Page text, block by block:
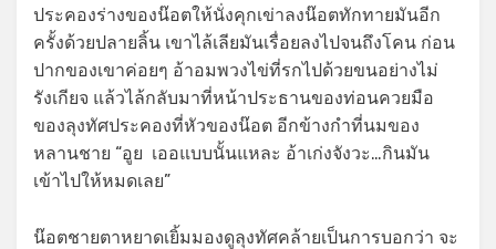
ประคองร่างของน๊อตให้นั่งคุกเข่าลงน๊อตทักทายมันอีก
ครั้งด้วยปลายลิ้น เขาไล้เลียมันเรื่อยลงไปจนถึงโคน ก่อน
ปากของเขาค่อยๆ อ้าอมพวงไข่ที่รกไปด้วยขนอย่างไม่
รังเกียจ แล้วไล้กลับมาที่หน้าประธานของท่อนควยมือ
ของลุงทัศประคองที่หัวของน๊อต อีกข้างกำที่นมของ
หลานชาย “อูย เออแบบนั้นแหละ อ้าเก่งจังวะ…กินมัน
เข้าไปให้หมดเลย”
น๊อตชายตาหยาดเยิ้มมองดูลุงทัศคล้ายเป็นการบอกว่า จะ